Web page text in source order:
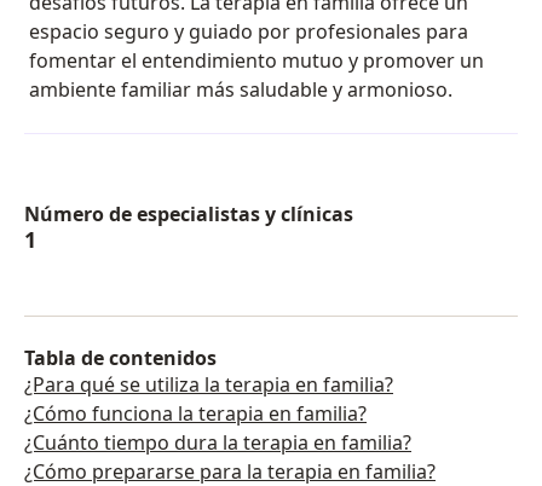
espacio seguro y guiado por profesionales para
fomentar el entendimiento mutuo y promover un
ambiente familiar más saludable y armonioso.
Número de especialistas y clínicas
1
Tabla de contenidos
¿Para qué se utiliza la terapia en familia?
¿Cómo funciona la terapia en familia?
¿Cuánto tiempo dura la terapia en familia?
¿Cómo prepararse para la terapia en familia?